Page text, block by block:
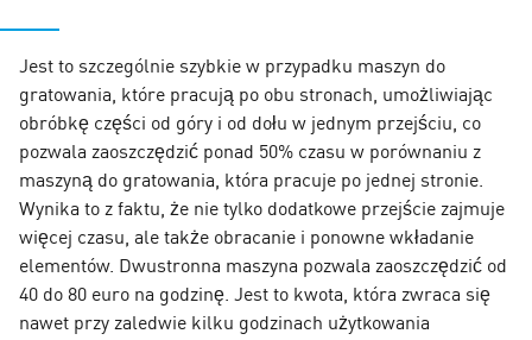
Jest to szczególnie szybkie w przypadku maszyn do
gratowania, które pracują po obu stronach, umożliwiając
obróbkę części od góry i od dołu w jednym przejściu, co
pozwala zaoszczędzić ponad 50% czasu w porównaniu z
maszyną do gratowania, która pracuje po jednej stronie.
Wynika to z faktu, że nie tylko dodatkowe przejście zajmuje
więcej czasu, ale także obracanie i ponowne wkładanie
elementów. Dwustronna maszyna pozwala zaoszczędzić od
40 do 80 euro na godzinę. Jest to kwota, która zwraca się
nawet przy zaledwie kilku godzinach użytkowania